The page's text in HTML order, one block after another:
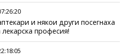
и някои други посегнаха
професия!